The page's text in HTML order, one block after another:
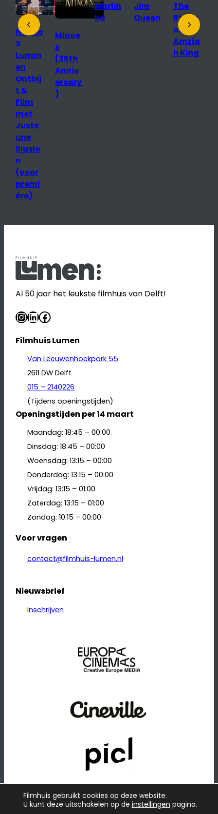
Hanno
X
Lumm
en
Ontbij
t &
Film
met
Juste
une
illusio
n
(voor
premi
ère)
Minoe
s
(25th
Anniv
ersary
)
Mariin
ka
Jim
Queen
The
Rivals
of
Amzia
h King
Al 50 jaar het leukste filmhuis van Delft!
InstagramLinkedIn Facebook
Filmhuis Lumen
Van Leeuwenhoekpark 55
2611 DW Delft
015 – 2140226
(Tijdens openingstijden)
Openingstijden per 14 maart
Maandag: 18:45 – 00:00
Dinsdag: 18:45 – 00:00
Woensdag: 13:15 – 00:00
Donderdag: 13:15 – 00:00
Vrijdag: 13:15 – 01:00
Zaterdag: 13:15 – 01:00
Zondag: 10:15 – 00:00
Voor vragen
contact@filmhuis-lumen.nl
Nieuwsbrief
Inschrijven
© 2026·Website doorRaadhuis Privacybeleid
Filmhuis gebruikt cookies op deze website.
U kunt deze uitschakelen op de instellingen pagina.